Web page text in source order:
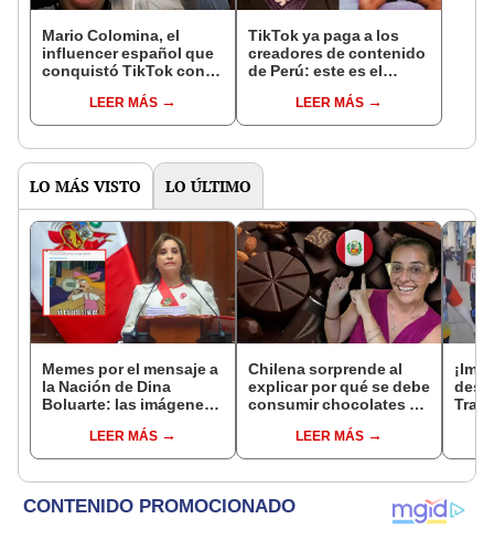
Mario Colomina, el
influencer español que
conquistó TikTok con
"Mi amor nació por la
gastronomía"
LEER MÁS
TikTok ya paga a los
creadores de contenido
de Perú: este es el
llegar a cobrar por 1.000
vistas
LEER MÁS
LO MÁS VISTO LO ÚLTIMO
Memes por el mensaje a
la Nación de Dina
Boluarte: las imágenes
después de más de 4
horas discurso
LEER MÁS
Chilena sorprende al
explicar por qué se debe
consumir chocolates de
“Ya eres peruana”
LEER MÁS